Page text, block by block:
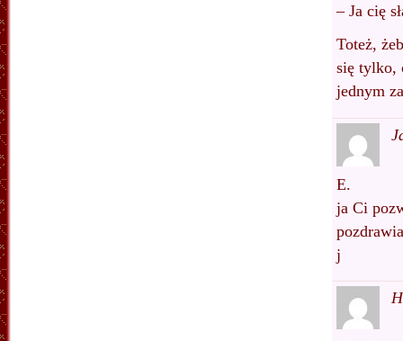
– Ja cię
Toteż,
się tylko,
jednym
E.
ja Ci
j